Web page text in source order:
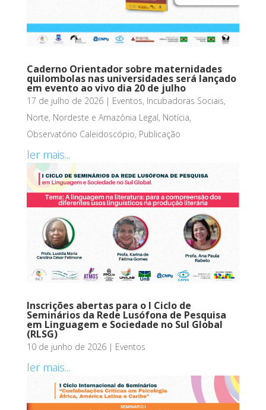
Caderno Orientador sobre maternidades
quilombolas nas universidades será lançado
em evento ao vivo dia 20 de julho
17 de julho de 2026| Eventos, Incubadoras Sociais,
Norte, Nordeste e Amazônia Legal, Notícia,
Observatório Caleidoscópio, Publicação
ler mais...
Inscrições abertas para o I Ciclo de
Seminários da Rede Lusófona de Pesquisa
em Linguagem e Sociedade no Sul Global
(RLSG)
10 de junho de 2026| Eventos
ler mais...